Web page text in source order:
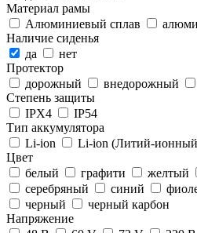
Материал рамы
Алюминиевый сплав
Наличие сиденья
да
нет
Протектор
дорожный
внедорожный
Степень защиты
IPX4
IP54
Тип аккумулятора
Li-ion
Li-ion (Литий-
Цвет
белый
графити желтый
серебряный
синий
черный
черный карбон
Напряжение